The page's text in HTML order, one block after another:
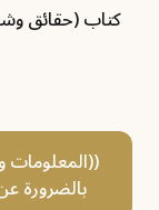
كتاب (حقائق
((المعلومات
بالضرورة